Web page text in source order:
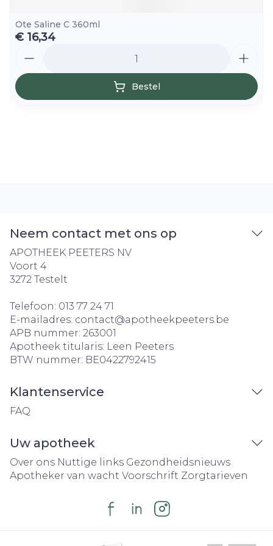
Ote Saline C 360ml
€ 16,34
Bestel
Neem contact met ons op
APOTHEEK PEETERS NV
Voort 4
3272 Testelt
Telefoon: 013 77 24 71
E-mailadres: contact@apotheekpeeters.be
APB nummer: 263001
Apotheek titularis: Leen Peeters
BTW nummer: BE0422792415
Klantenservice
FAQ
Uw apotheek
Over ons Nuttige links Gezondheidsnieuws
Apotheker van wacht Voorschrift Zorgtarieven